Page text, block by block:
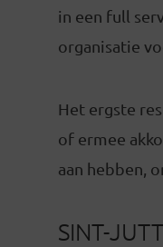
in een full
organisatie
Het ergste
of ermee
aan hebben,
SINT-